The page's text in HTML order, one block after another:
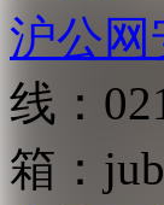
沪公网
线：
箱：